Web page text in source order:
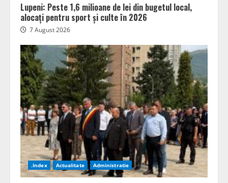
Lupeni: Peste 1,6 milioane de lei din bugetul local,
alocați pentru sport și culte în 2026
7 August 2026
.Index Actualitate Administratie